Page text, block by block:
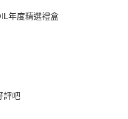
年度精選禮盒
評吧